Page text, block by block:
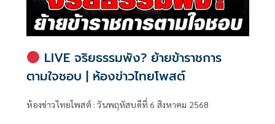
LIVE จริยธรรมพัง? ย้ายข้าราชการ
ตามใจชอบ | ห้องข่าวไทยโพสต์
ห้องข่าวไทยโพสต์ : วันพฤหัสบดีที่ 6 สิงหาคม 2568